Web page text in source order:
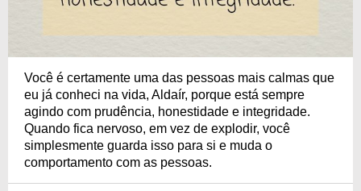
Você é certamente uma das pessoas mais calmas que
eu já conheci na vida, Aldaír, porque está sempre
agindo com prudência, honestidade e integridade.
Quando fica nervoso, em vez de explodir, você
simplesmente guarda isso para si e muda o
comportamento com as pessoas.